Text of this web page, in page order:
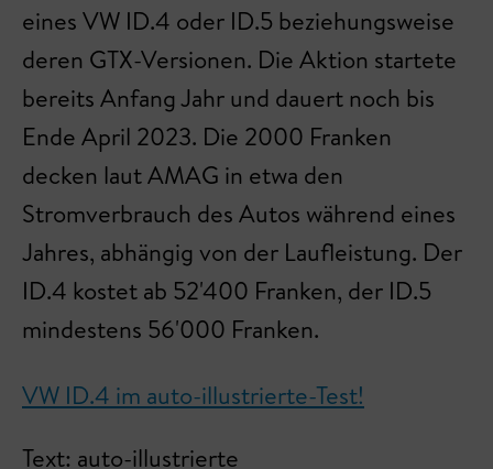
eines VW ID.4 oder ID.5 beziehungsweise
deren GTX-Versionen. Die Aktion startete
bereits Anfang Jahr und dauert noch bis
Ende April 2023. Die 2000 Franken
decken laut AMAG in etwa den
Stromverbrauch des Autos während eines
Jahres, abhängig von der Laufleistung. Der
ID.4 kostet ab 52'400 Franken, der ID.5
mindestens 56'000 Franken.
VW ID.4 im auto-illustrierte-Test!
Text: auto-illustrierte